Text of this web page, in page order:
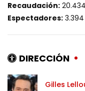
Recaudación:
Espectadores:
DIRECCIÓN
Gilles